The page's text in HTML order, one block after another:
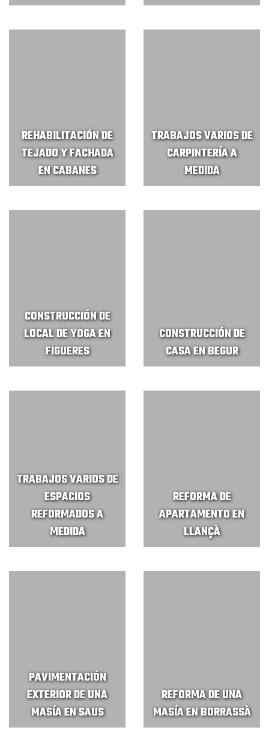
REHABILITACIÓN DE
TEJADO Y FACHADA
EN CABANES
TRABAJOS VARIOS DE
CARPINTERÍA A
MEDIDA
CONSTRUCCIÓN DE
LOCAL DE YOGA EN
FIGUERES
CONSTRUCCIÓN DE
CASA EN BEGUR
TRABAJOS VARIOS DE
ESPACIOS
REFORMADOS A
MEDIDA
REFORMA DE
APARTAMENTO EN
LLANÇÀ
PAVIMENTACIÓN
EXTERIOR DE UNA
MASÍA EN SAUS
REFORMA DE UNA
MASÍA EN BORRASSÀ